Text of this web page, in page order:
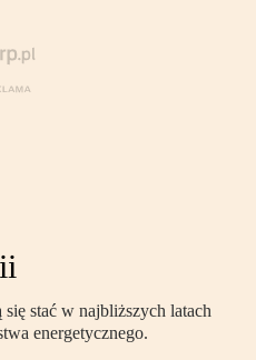
stać w najbliższych latach
energetycznego.